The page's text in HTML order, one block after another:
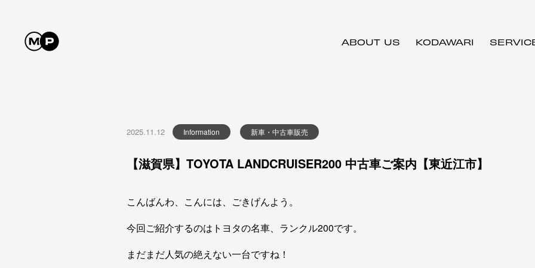
ABOUT US KODAWARI
2025.11.12 Information 新車・中古車販売
【滋賀県】TOYOTA LANDCRUISER200 中古車ご案内【東近江市】
こんばんわ、こんには、ごきげんよう。
今回ご紹介するのはトヨタの名車、ランクル200です。
まだまだ人気の絶えない一台ですね！